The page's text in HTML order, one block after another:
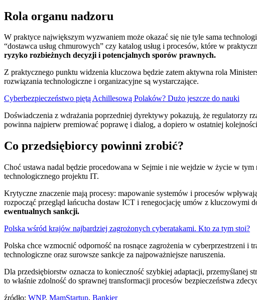
Rola organu nadzoru
W praktyce największym wyzwaniem może okazać się nie tyle sama
“dostawca usług chmurowych” czy katalog usług i procesów, które w
ryzyko rozbieżnych decyzji i potencjalnych sporów prawnych.
Z praktycznego punktu widzenia kluczowa będzie zatem aktywna rola
rozwiązania technologiczne i organizacyjne są wystarczające.
Cyberbezpieczeństwo piętą Achillesową Polaków? Dużo jeszcze do nauki
Doświadczenia z wdrażania poprzedniej dyrektywy pokazują, że regulatorzy
powinna najpierw premiować poprawę i dialog, a dopiero w ostatniej
Co przedsiębiorcy powinni zrobić?
Choć ustawa nadal będzie procedowana w Sejmie i nie wejdzie w życie w
technologicznego projektu IT.
Krytyczne znaczenie mają procesy: mapowanie systemów i procesów
rozpocząć przegląd łańcucha dostaw ICT i renegocjację umów z kluczowymi
ewentualnych sankcji.
Polska wśród krajów najbardziej zagrożonych cyberatakami. Kto za tym stoi?
Polska chce wzmocnić odporność na rosnące zagrożenia w cyberprzestrzeni
technologiczne oraz surowsze sankcje za najpoważniejsze naruszenia.
Dla przedsiębiorstw oznacza to konieczność szybkiej adaptacji, przemyślanej
to właśnie zdolność do sprawnej transformacji procesów bezpieczeństwa
źródło: WNP, MamStartup, Bankier